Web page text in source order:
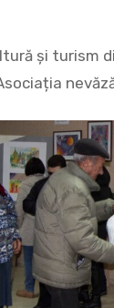
și turism